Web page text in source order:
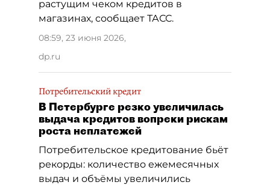
растущим чеком кредитов в
магазинах, сообщает ТАСС.
08:59, 23 июня 2026,
dp.ru
Потребительский кредит
В Петербурге резко увеличилась
выдача кредитов вопреки рискам
роста неплатежей
Потребительское кредитование бьёт
рекорды: количество ежемесячных
выдач и объёмы увеличились